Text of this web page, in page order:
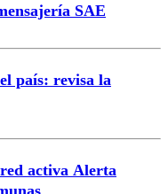
SAE
país: revisa la
activa Alerta